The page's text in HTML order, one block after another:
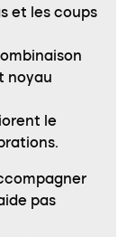
et les coups
noyau
le
pas